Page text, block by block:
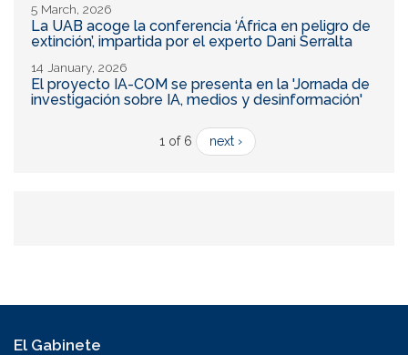
5 March, 2026
La UAB acoge la conferencia ‘África en peligro de
extinción’, impartida por el experto Dani Serralta
14 January, 2026
El proyecto IA-COM se presenta en la 'Jornada de
investigación sobre IA, medios y desinformación'
1 of 6 next ›
El Gabinete